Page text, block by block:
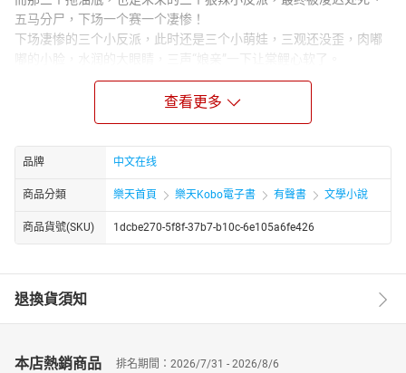
五马分尸，下场一个赛一个凄惨！
下场凄惨的三个小反派，此时还是三个小萌娃，三观还没歪，肉嘟
嘟的小脸，水润的大眼睛，三声“娘亲”一下让棠鲤心软了。
棠鲤想要改变反派们的命运。
于是，种种田，养养娃，做生意挣钱，棠鲤带着反派们把日子过得
后来，三个小反派长大了。
一个是位高权重当朝首辅，一个是富可敌国的大奸商，一个是威风
凛凛的女将军，三个都护她护得紧！
当朝首辅：敢欺负我娘？关进大牢！
女将军：大哥，剁掉简单点！
大奸商：三妹，给你递刀！
查看更多
品牌 中文在线
商品分類 樂天首頁 樂天Kobo電子書 有聲書 文學小說
商品貨號(SKU) 1dcbe270-5f8f-37b7-b10c-6e105a6fe426
退換貨須知
本店熱銷商品 排名期間：2026/7/31 - 2026/8/6